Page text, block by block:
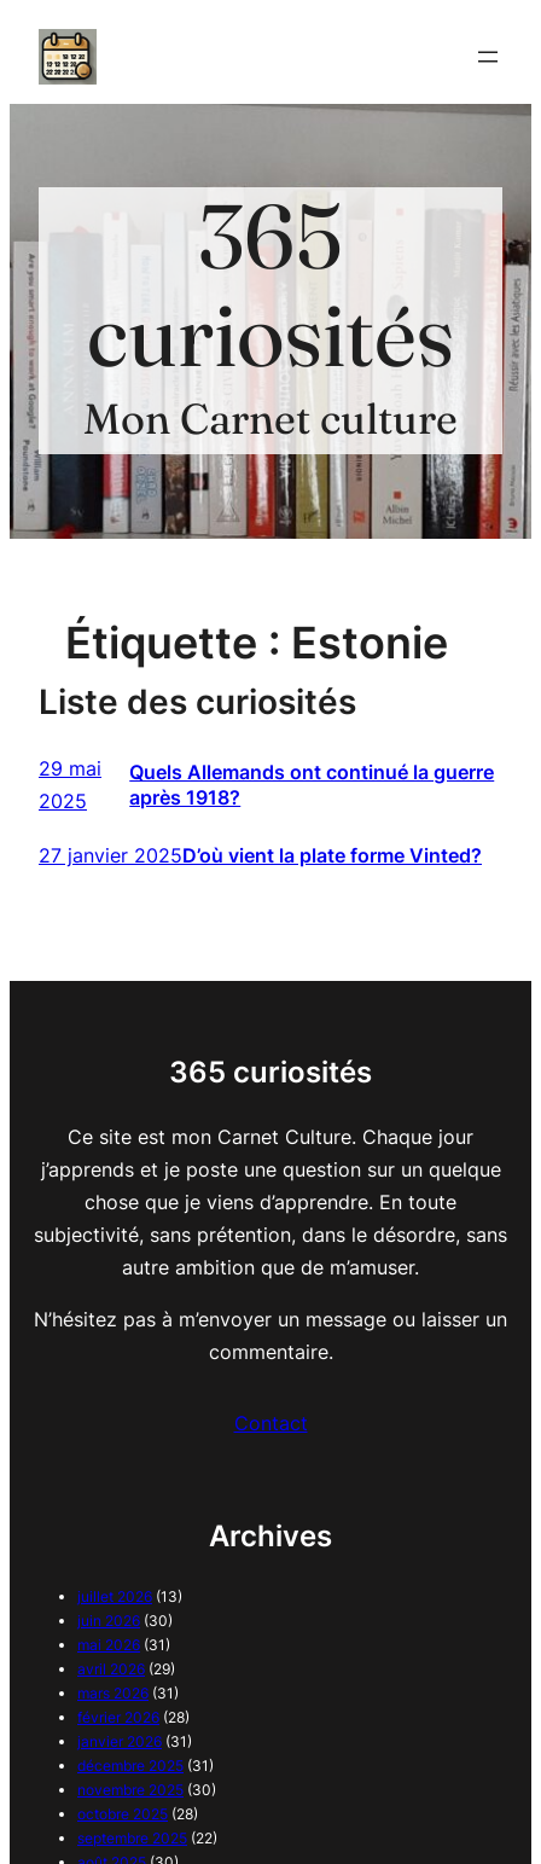
Aller
contenu
365
curiosités
Mon Carnet culture
Étiquette : Estonie
Liste des curiosités
29 mai
2025
Quels Allemands ont continué la guerre
après 1918?
27 janvier 2025D’où vient la plate forme Vinted?
365 curiosités
Ce site est mon Carnet Culture. Chaque jour
j’apprends et je poste une question sur un quelque
chose que je viens d’apprendre. En toute
subjectivité, sans prétention, dans le désordre, sans
autre ambition que de m’amuser.
N’hésitez pas à m’envoyer un message ou laisser un
commentaire.
Contact
Archives
juillet 2026 (13)
juin 2026 (30)
mai 2026 (31)
avril 2026 (29)
mars 2026 (31)
février 2026 (28)
janvier 2026 (31)
décembre 2025 (31)
novembre 2025 (30)
octobre 2025 (28)
septembre 2025 (22)